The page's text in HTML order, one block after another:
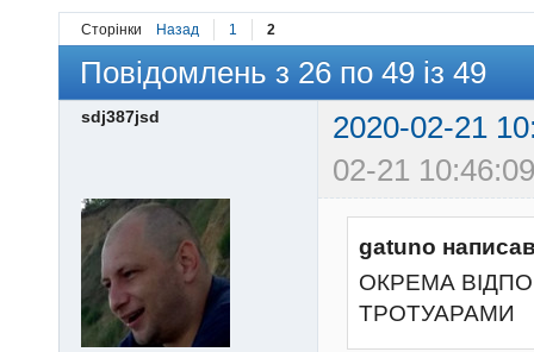
Сторінки Назад 1 2
Повідомлень з 26 по 49 із 49
sdj387jsd
2020-02-21
02-21
gatuno
ОКРЕМА
ТРОТУАРАМИ